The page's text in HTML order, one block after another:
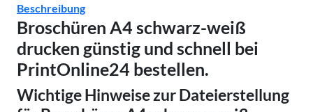
Beschreibung
Broschüren A4 schwarz-weiß
drucken günstig und schnell bei
PrintOnline24 bestellen.
Wichtige Hinweise zur Dateierstellung